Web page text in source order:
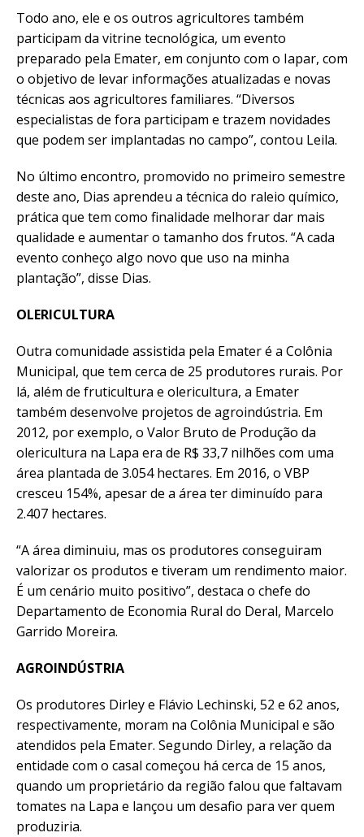
Todo ano, ele e os outros agricultores também
participam da vitrine tecnológica, um evento
preparado pela Emater, em conjunto com o Iapar, com
o objetivo de levar informações atualizadas e novas
técnicas aos agricultores familiares. “Diversos
especialistas de fora participam e trazem novidades
que podem ser implantadas no campo”, contou Leila.
No último encontro, promovido no primeiro semestre
deste ano, Dias aprendeu a técnica do raleio químico,
prática que tem como finalidade melhorar dar mais
qualidade e aumentar o tamanho dos frutos. “A cada
evento conheço algo novo que uso na minha
plantação”, disse Dias.
OLERICULTURA
Outra comunidade assistida pela Emater é a Colônia
Municipal, que tem cerca de 25 produtores rurais. Por
lá, além de fruticultura e olericultura, a Emater
também desenvolve projetos de agroindústria. Em
2012, por exemplo, o Valor Bruto de Produção da
olericultura na Lapa era de R$ 33,7 nilhões com uma
área plantada de 3.054 hectares. Em 2016, o VBP
cresceu 154%, apesar de a área ter diminuído para
2.407 hectares.
“A área diminuiu, mas os produtores conseguiram
valorizar os produtos e tiveram um rendimento maior.
É um cenário muito positivo”, destaca o chefe do
Departamento de Economia Rural do Deral, Marcelo
Garrido Moreira.
AGROINDÚSTRIA
Os produtores Dirley e Flávio Lechinski, 52 e 62 anos,
respectivamente, moram na Colônia Municipal e são
atendidos pela Emater. Segundo Dirley, a relação da
entidade com o casal começou há cerca de 15 anos,
quando um proprietário da região falou que faltavam
tomates na Lapa e lançou um desafio para ver quem
produziria.